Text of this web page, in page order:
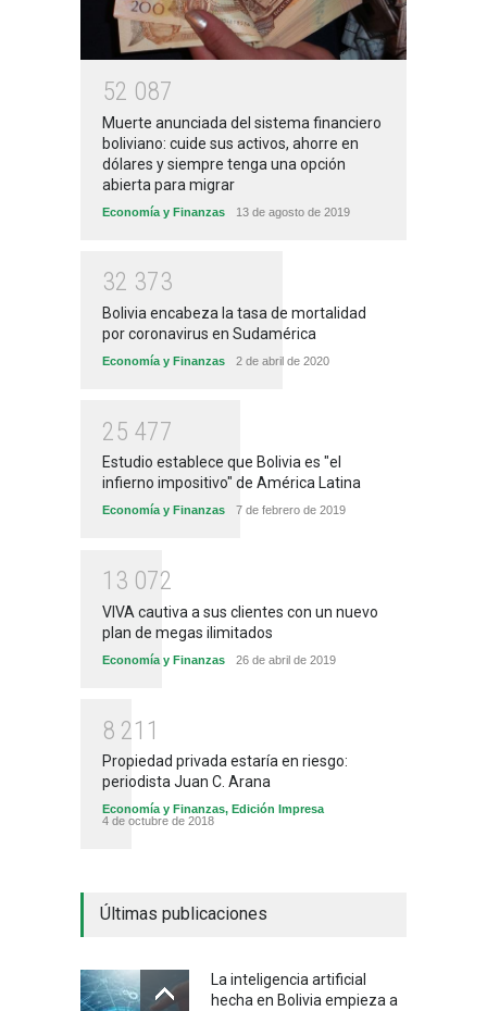
52 087
Muerte anunciada del sistema financiero
boliviano: cuide sus activos, ahorre en
dólares y siempre tenga una opción
abierta para migrar
Economía y Finanzas 13 de agosto de 2019
32 373
Bolivia encabeza la tasa de mortalidad
por coronavirus en Sudamérica
Economía y Finanzas 2 de abril de 2020
25 477
Estudio establece que Bolivia es "el
infierno impositivo" de América Latina
Economía y Finanzas 7 de febrero de 2019
1 3 072
VIVA cautiva a sus clientes con un nuevo
plan de megas ilimitados
Economía y Finanzas 26 de abril de 2019
8 21 1
Propiedad privada estaría en riesgo:
periodista Juan C. Arana
Economía y Finanzas, Edición Impresa
4 de octubre de 2018
Últimas publicaciones
La inteligencia artificial
hecha en Bolivia empieza a